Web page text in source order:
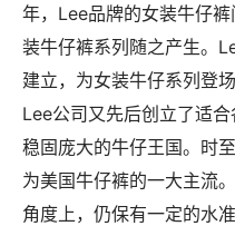
年，Lee品牌的女装牛仔
装牛仔裤系列随之产生。
建立，为女装牛仔系列登
Lee公司又先后创立了适
稳固庞大的牛仔王国。时
为美国牛仔裤的一大主流
角度上，仍保有一定的水